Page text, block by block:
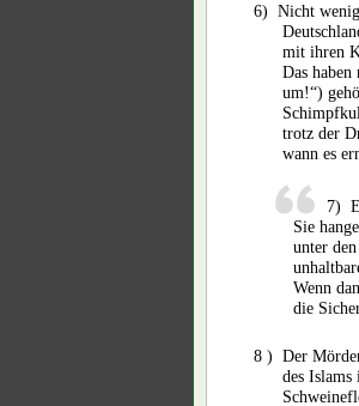
6) Nicht
mit ihren
Das
um!“)
trotz der
wann es
7)
Sie
unter
Wenn
die
8 ) Der
des